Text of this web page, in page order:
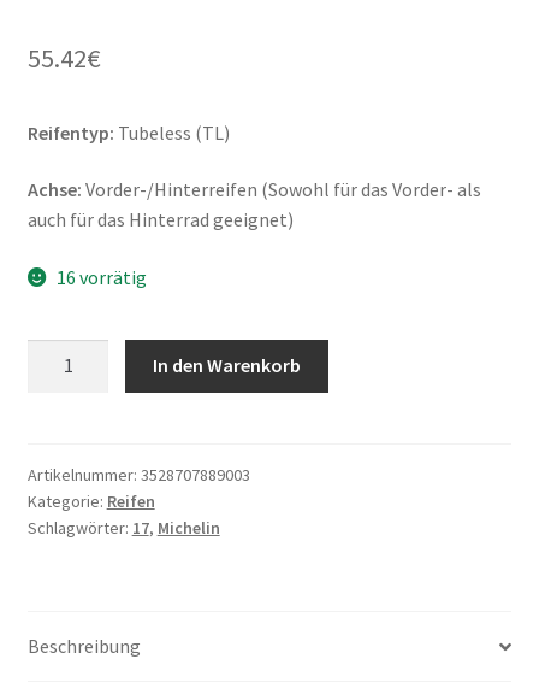
55.42€
Reifentyp: Tubeless (TL)
Achse: Vorder-/Hinterreifen (Sowohl für das Vorder- als
auch für das Hinterrad geeignet)
16 vorrätig
70/90
-
17
Menge
In den Warenkorb
Artikelnummer: 3528707889003
Kategorie: Reifen
Schlagwörter: 17, Michelin
Beschreibung